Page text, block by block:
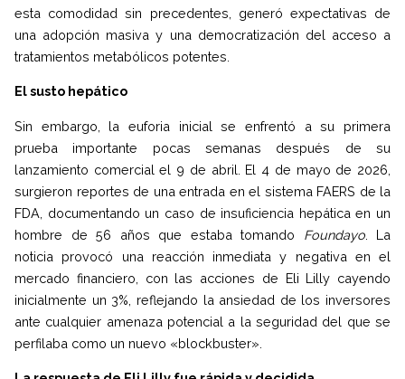
esta comodidad sin precedentes, generó expectativas de
una adopción masiva y una democratización del acceso a
tratamientos metabólicos potentes.
El susto hepático
Sin embargo, la euforia inicial se enfrentó a su primera
prueba importante pocas semanas después de su
lanzamiento comercial el 9 de abril. El 4 de mayo de 2026,
surgieron reportes de una entrada en el sistema FAERS de la
FDA, documentando un caso de insuficiencia hepática en un
hombre de 56 años que estaba tomando Foundayo. La
noticia provocó una reacción inmediata y negativa en el
mercado financiero, con las acciones de Eli Lilly cayendo
inicialmente un 3%, reflejando la ansiedad de los inversores
ante cualquier amenaza potencial a la seguridad del que se
perfilaba como un nuevo «blockbuster».